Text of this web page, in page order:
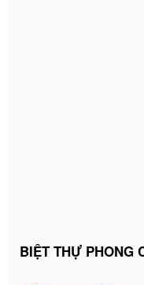
BIỆT THỰ PHONG